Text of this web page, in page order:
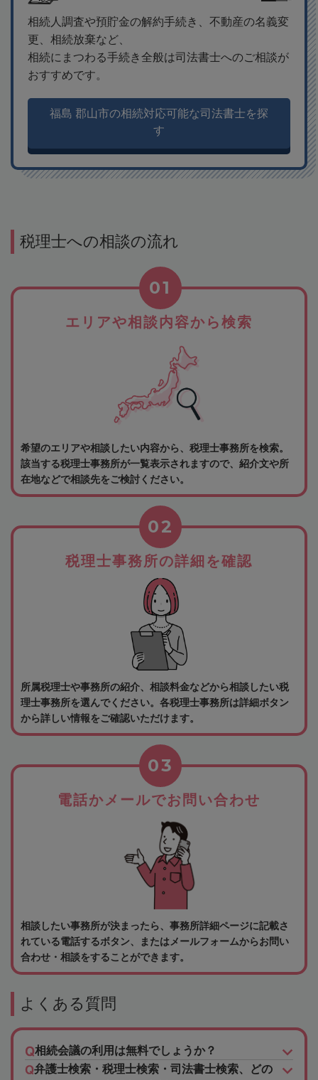
相続人調査や預貯金の解約手続き、不動産の名義変
更、相続放棄など、
相続にまつわる手続き全般は司法書士へのご相談が
おすすめです。
福島 郡山市の相続対応可能な司法書士を探
す
税理士への相談の流れ
エリアや相談内容から検索
01
希望のエリアや相談したい内容から、税理士事務所を検索。
該当する税理士事務所が一覧表示されますので、紹介文や所
在地などで相談先をご検討ください。
税理士事務所の詳細を確認
02
所属税理士や事務所の紹介、相談料金などから相談したい税
理士事務所を選んでください。各税理士事務所は詳細ボタン
から詳しい情報をご確認いただけます。
電話かメールでお問い合わせ
03
相談したい事務所が決まったら、事務所詳細ページに記載さ
れている電話するボタン、またはメールフォームからお問い
合わせ・相談をすることができます。
よくある質問
相続会議の利用は無料でしょうか？
弁護士検索・税理士検索・司法書士検索、どの